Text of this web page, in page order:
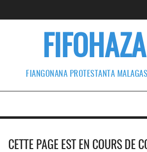
FIANGONANA PROTESTANTA
CETTE PAGE EST EN COURS DE